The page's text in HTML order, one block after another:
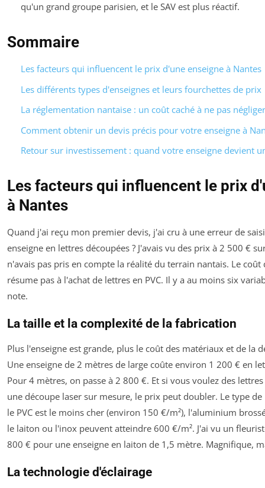
qu'un grand groupe parisien, et le SAV est plus réactif.
Sommaire
Les facteurs qui influencent le prix d'une enseigne à Nantes
Les différents types d'enseignes et leurs fourchettes de prix
La réglementation nantaise : un coût caché à ne pas négliger
Comment obtenir un devis précis pour votre enseigne à
Retour sur investissement : quand votre enseigne devient
Les facteurs qui influencent le prix
à Nantes
Quand j'ai reçu mon premier devis, j'ai cru à une erreur de
enseigne en lettres découpées ? J'avais vu des prix à 2 500 €
n'avais pas pris en compte la réalité du terrain nantais. Le coût
résume pas à l'achat de lettres en PVC. Il y a au moins six
note.
La taille et la complexité de la fabrication
Plus l'enseigne est grande, plus le coût des matériaux et de la
Une enseigne de 2 mètres de large coûte environ 1 200 € en
Pour 4 mètres, on passe à 2 800 €. Et si vous voulez des
une découpe laser sur mesure, le prix peut doubler. Le type
le PVC est le moins cher (environ 150 €/m²), l'aluminium
le laiton ou l'inox peuvent atteindre 600 €/m². J'ai vu un
800 € pour une enseigne en laiton de 1,5 mètre. Magnifique,
La technologie d'éclairage